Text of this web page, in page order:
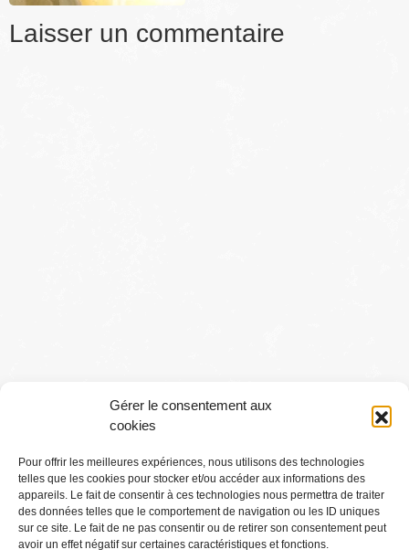
Gérer le consentement aux
cookies
Pour offrir les meilleures expériences, nous utilisons des technologies
telles que les cookies pour stocker et/ou accéder aux informations des
appareils. Le fait de consentir à ces technologies nous permettra de traiter
des données telles que le comportement de navigation ou les ID uniques
sur ce site. Le fait de ne pas consentir ou de retirer son consentement peut
avoir un effet négatif sur certaines caractéristiques et fonctions.
Laisser un commentaire
Conditions générales
Mentions légales